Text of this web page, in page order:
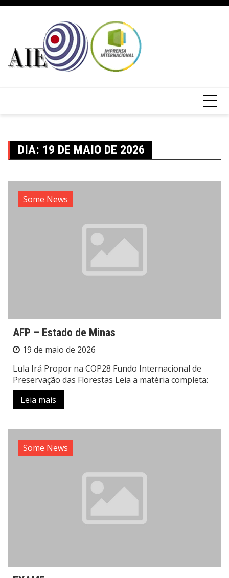
DIA: 19 DE MAIO DE 2026
Some News
AFP – Estado de Minas
19 de maio de 2026
Lula Irá Propor na COP28 Fundo Internacional de
Preservação das Florestas Leia a matéria completa:
Leia mais
Some News